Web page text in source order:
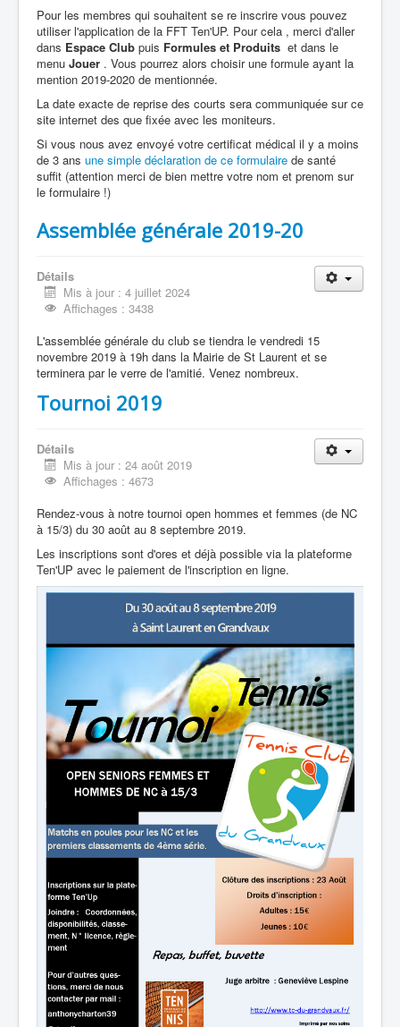
Pour les membres qui souhaitent se re inscrire vous pouvez
utiliser l'application de la FFT Ten'UP. Pour cela , merci d'aller
dans Espace Club puis Formules et Produits et dans le
menu Jouer . Vous pourrez alors choisir une formule ayant la
mention 2019-2020 de mentionnée.
La date exacte de reprise des courts sera communiquée sur ce
site internet des que fixée avec les moniteurs.
Si vous nous avez envoyé votre certificat médical il y a moins
de 3 ans une simple déclaration de ce formulaire de santé
suffit (attention merci de bien mettre votre nom et prenom sur
le formulaire !)
Assemblée générale 2019-20
Détails
Mis à jour : 4 juillet 2024
Affichages : 3438
L'assemblée générale du club se tiendra le vendredi 15
novembre 2019 à 19h dans la Mairie de St Laurent et se
terminera par le verre de l'amitié. Venez nombreux.
Tournoi 2019
Détails
Mis à jour : 24 août 2019
Affichages : 4673
Rendez-vous à notre tournoi open hommes et femmes (de NC
à 15/3) du 30 août au 8 septembre 2019.
Les inscriptions sont d'ores et déjà possible via la plateforme
Ten'UP avec le paiement de l'inscription en ligne.